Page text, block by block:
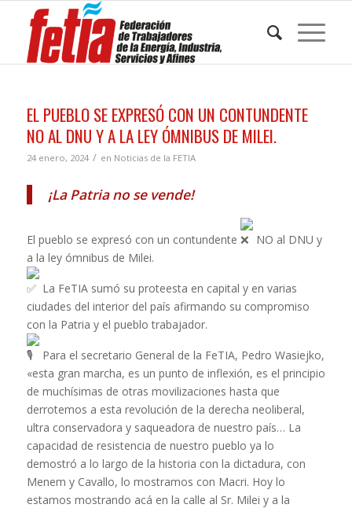
EL PUEBLO SE EXPRESÓ CON UN CONTUNDENTE
NO AL DNU Y A LA LEY ÓMNIBUS DE MILEI.
24 enero, 2024 / en Noticias de la FETIA
¡La Patria no se vende!
El pueblo se expresó con un contundente
NO al DNU y
a la ley ómnibus de Milei.
La FeTIA sumó su proteesta en capital y en varias
ciudades del interior del país afirmando su compromiso
con la Patria y el pueblo trabajador.
Para el secretario General de la FeTIA, Pedro Wasiejko,
«esta gran marcha, es un punto de inflexión, es el principio
de muchísimas de otras movilizaciones hasta que
derrotemos a esta revolución de la derecha neoliberal,
ultra conservadora y saqueadora de nuestro país… La
capacidad de resistencia de nuestro pueblo ya lo
demostró a lo largo de la historia con la dictadura, con
Menem y Cavallo, lo mostramos con Macri. Hoy lo
estamos mostrando acá en la calle al Sr. Milei y a la